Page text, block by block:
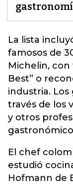
La lista
famosos de
Michelin, con
Best” o
industria. Los
través de los
y otros
El chef
estudió
Hofmann de